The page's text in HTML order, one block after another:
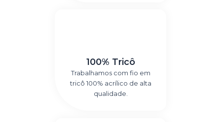
100% Tricô
Trabalhamos com fio em
tricô 100% acrílico de alta
qualidade.